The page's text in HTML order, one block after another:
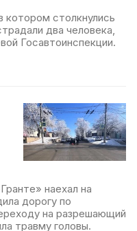
столкнулись
два человека,
Госавтоинспекции.
наехал на
дорогу по
на разрешающий
травму головы.